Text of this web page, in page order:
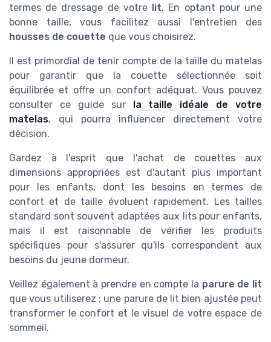
termes de dressage de votre lit. En optant pour une
bonne taille, vous facilitez aussi l'entretien des
housses de couette que vous choisirez.
Il est primordial de tenir compte de la taille du matelas
pour garantir que la couette sélectionnée soit
équilibrée et offre un confort adéquat. Vous pouvez
consulter ce guide sur la taille idéale de votre
matelas, qui pourra influencer directement votre
décision.
Gardez à l'esprit que l'achat de couettes aux
dimensions appropriées est d'autant plus important
pour les enfants, dont les besoins en termes de
confort et de taille évoluent rapidement. Les tailles
standard sont souvent adaptées aux lits pour enfants,
mais il est raisonnable de vérifier les produits
spécifiques pour s'assurer qu'ils correspondent aux
besoins du jeune dormeur.
Veillez également à prendre en compte la parure de lit
que vous utiliserez ; une parure de lit bien ajustée peut
transformer le confort et le visuel de votre espace de
sommeil.